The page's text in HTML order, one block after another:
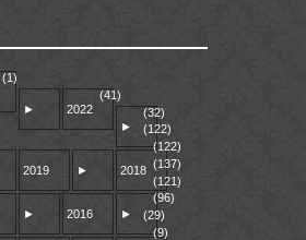
(1)
► 2022
(41)
►
(32)
2019
(122)
► 2018
(122)
(137)
► 2016
(121)
►
(96)
(29)
(9)